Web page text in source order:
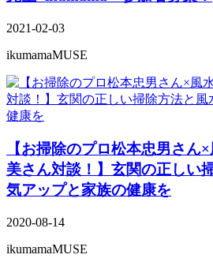
2021-02-03
ikumamaMUSE
【お掃除のプロ松本忠男さん
美さん対談！】玄関の正しい
気アップと家族の健康を
2020-08-14
ikumamaMUSE